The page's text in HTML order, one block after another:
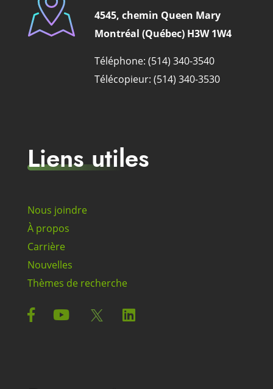
4545, chemin Queen Mary
Montréal (Québec) H3W 1W4
Téléphone: (514) 340-3540
Télécopieur: (514) 340-3530
Liens utiles
Nous joindre
À propos
Carrière
Nouvelles
Thèmes de recherche